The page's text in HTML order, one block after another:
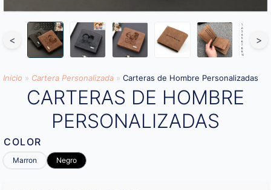
< >
Inicio » Cartera Personalizada » Carteras de Hombre Personalizadas
CARTERAS DE HOMBRE
PERSONALIZADAS
COLOR
Marron Negro